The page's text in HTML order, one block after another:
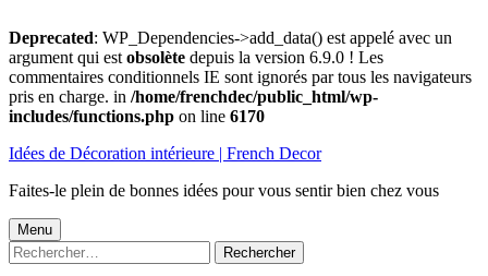
Deprecated: WP_Dependencies->add_data() est appelé avec un
argument qui est obsolète depuis la version 6.9.0 ! Les
commentaires conditionnels IE sont ignorés par tous les navigateurs
pris en charge. in /home/frenchdec/public_html/wp-
includes/functions.php on line 6170
au
Idées de Décoration intérieure | French Decor
Faites-le plein de bonnes idées pour vous sentir bien chez vous
Menu
principal
Menu
Rechercher :